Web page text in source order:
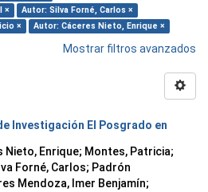
×
Autor: Silva Forné, Carlos ×
×
Autor: Cáceres Nieto, Enrique ×
Mostrar filtros avanzados
Investigación El Posgrado en
Nieto, Enrique; Montes, Patricia;
Forné, Carlos; Padrón
Mendoza, Imer Benjamín;